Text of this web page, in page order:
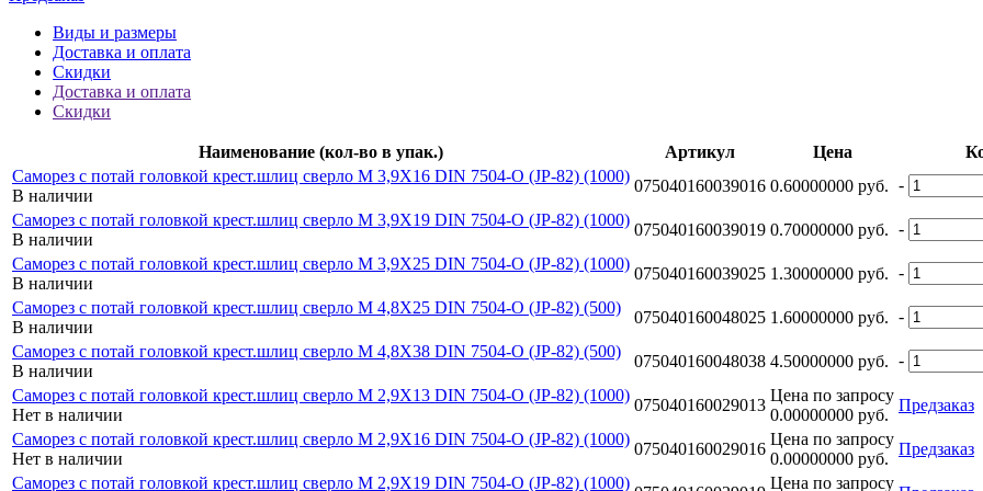
Виды и размеры
Доставка и оплата
Скидки
Доставка и оплата
Скидки
Наименование (кол-во в упак.) Артикул Цена
Саморез с потай головкой крест.шлиц сверло М 3,9Х16 DIN 7504-O (JP-82) (1000)
В наличии
075040160039016 0.60000000 руб. -
Саморез с потай головкой крест.шлиц сверло М 3,9Х19 DIN 7504-O (JP-82) (1000)
В наличии
075040160039019 0.70000000 руб. -
Саморез с потай головкой крест.шлиц сверло М 3,9Х25 DIN 7504-O (JP-82) (1000)
В наличии
075040160039025 1.30000000 руб. -
Саморез с потай головкой крест.шлиц сверло М 4,8Х25 DIN 7504-O (JP-82) (500)
В наличии
075040160048025 1.60000000 руб. -
Саморез с потай головкой крест.шлиц сверло М 4,8Х38 DIN 7504-O (JP-82) (500)
В наличии
075040160048038 4.50000000 руб. -
Саморез с потай головкой крест.шлиц сверло М 2,9Х13 DIN 7504-O (JP-82) (1000)
Нет в наличии
075040160029013
Цена по запросу
0.00000000 руб.
Предзаказ
Саморез с потай головкой крест.шлиц сверло М 2,9Х16 DIN 7504-O (JP-82) (1000)
Нет в наличии
075040160029016
Цена по запросу
0.00000000 руб.
Предзаказ
Саморез с потай головкой крест.шлиц сверло М 2,9Х19 DIN 7504-O (JP-82) (1000)
Цена по запросу